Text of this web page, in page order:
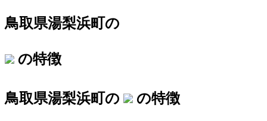
鳥取県湯梨浜町の
の特徴
鳥取県湯梨浜町の の特徴